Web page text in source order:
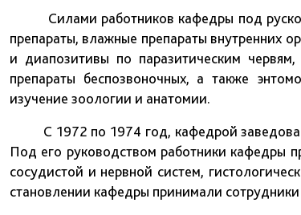
Силами работников кафедры под
препараты, влажные препараты внутренних
и диапозитивы по паразитическим
препараты беспозвоночных, а также
изучение зоологии и анатомии.
С 1972 по 1974 год, кафедрой заведовал
Под его руководством работники кафедры
сосудистой и нервной систем,
становлении кафедры принимали